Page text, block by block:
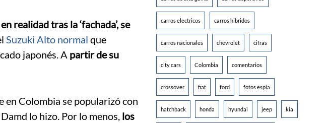
realidad tras la ‘fachada’, se
Suzuki Alto normal que
japonés. A partir de su
en Colombia se popularizó con
lo hizo. Por lo menos, los
carros electricos carros hibridos
carros nacionales chevrolet cifras
city cars Colombia comentarios
crossover fiat ford fotos espia
hatchback honda hyundai jeep kia